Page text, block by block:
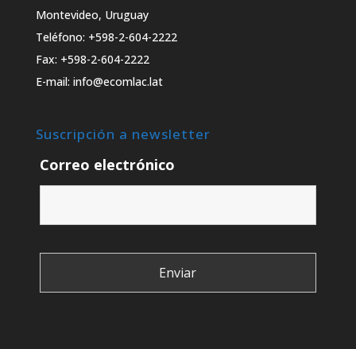
Montevideo, Uruguay
Teléfono: +598-2-604-2222
Fax: +598-2-604-2222
E-mail: info@ecomlac.lat
Suscripción a newsletter
Correo electrónico